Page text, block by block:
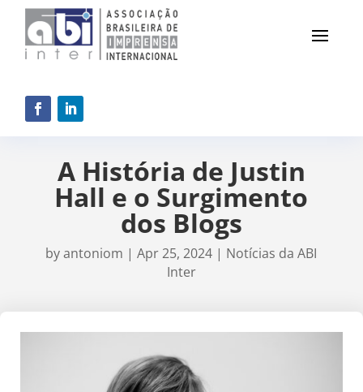
A História de Justin
Hall e o Surgimento
dos Blogs
byantoniom |Apr 25, 2024 | Notícias da ABI
Inter